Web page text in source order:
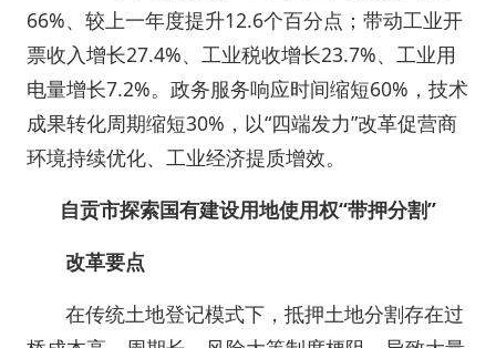
66%、较上一年度提升12.6个百分点；带动工业开
票收入增长27.4%、工业税收增长23.7%、工业用
电量增长7.2%。政务服务响应时间缩短60%，技术
成果转化周期缩短30%，以“四端发力”改革促营商
环境持续优化、工业经济提质增效。
自贡市探索国有建设用地使用权“带押分割”
改革要点
在传统土地登记模式下，抵押土地分割存在过